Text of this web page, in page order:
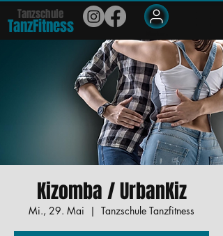
Tanzschule
TanzFitness
Kizomba / UrbanKiz
Mi., 29. Mai
  |
Tanzschule Tanzfitness